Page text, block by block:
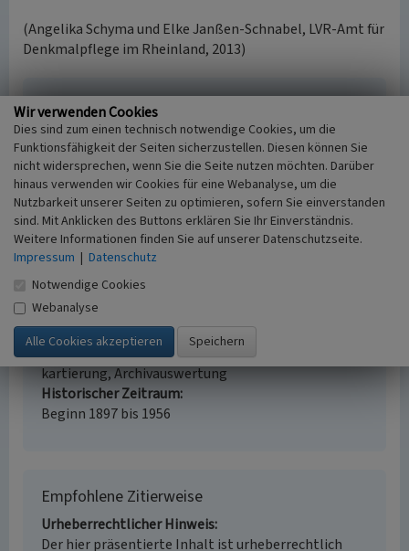
(Angelika Schyma und Elke Janßen-Schnabel, LVR-Amt für
Denkmalpflege im Rheinland, 2013)
Wohnhaus, Adenauerallee 168 / Simrockstraße 1
Schlagwörter
Wohnhaus
Gesetzlich geschütztes Kulturdenkmal
Kein
Fachsicht(en)
Denkmalpflege
Erfassungsmaßstab
Erfassungsmethode
Auswertung historischer Schriften, Auswertung
historischer Karten, Auswertung historischer Fotos,
Literaturauswertung, Geländebegehung/-
kartierung, Archivauswertung
Historischer Zeitraum
Beginn 1897 bis 1956
Empfohlene Zitierweise
Urheberrechtlicher Hinweis
Der hier präsentierte Inhalt ist urheberrechtlich
Wir verwenden Cookies
Dies sind zum einen technisch notwendige Cookies, um die
Funktionsfähigkeit der Seiten sicherzustellen. Diesen können Sie
nicht widersprechen, wenn Sie die Seite nutzen möchten. Darüber
hinaus verwenden wir Cookies für eine Webanalyse, um die
Nutzbarkeit unserer Seiten zu optimieren, sofern Sie einverstanden
sind. Mit Anklicken des Buttons erklären Sie Ihr Einverständnis.
Weitere Informationen finden Sie auf unserer Datenschutzseite.
Impressum | Datenschutz
Notwendige Cookies
Webanalyse